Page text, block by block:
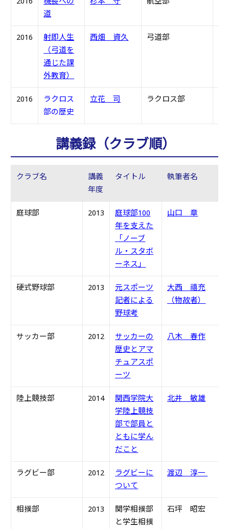
道
2016
射即人生
（弓道を
通じた課
外教育）
西畑 資久 弓道部
2016
ラクロス
部の歴史
立花 司 ラクロス部
講義録（クラブ順）
クラブ名
講義
年度
タイトル 執筆者名
庭球部 2013
庭球部100
年を支えた
「ノーブ
ル・スタボ
ーネス」
山口 章
硬式野球部 2013
元スポーツ
記者による
野球考
大西 禧充
（物故者）
サッカー部 2012
サッカーの
歴史とアマ
チュアスポ
ーツ
八木 春作
陸上競技部 2014
関西学院大
学陸上競技
部で部員と
ともに学ん
だこと
北井 敏雄
ラグビー部 2012
ラグビーに
ついて
渡辺 淳一
相撲部 2013
関学相撲部
と学生相撲
石坪 昭宏